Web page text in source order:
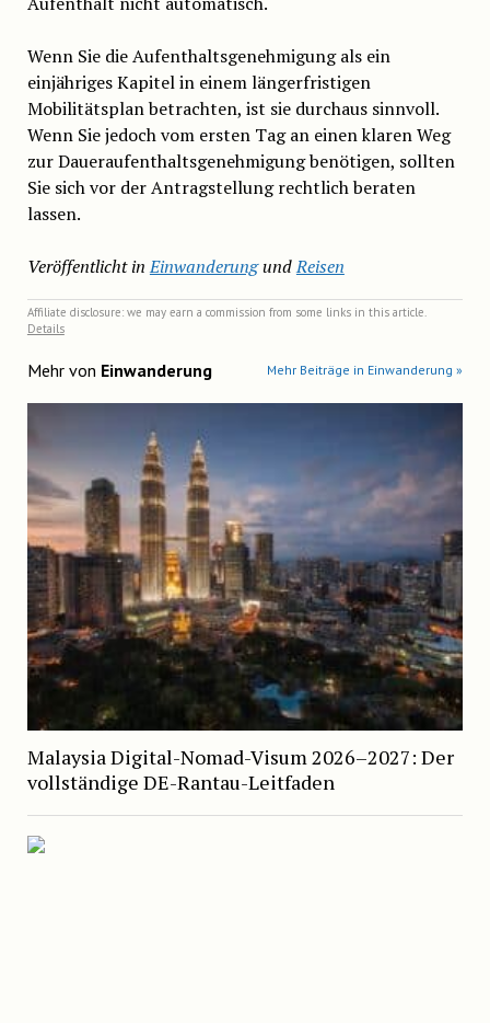
Wenn Sie die Aufenthaltsgenehmigung als ein
einjähriges Kapitel in einem längerfristigen
Mobilitätsplan betrachten, ist sie durchaus sinnvoll.
Wenn Sie jedoch vom ersten Tag an einen klaren Weg
zur Daueraufenthaltsgenehmigung benötigen, sollten
Sie sich vor der Antragstellung rechtlich beraten
lassen.
Veröffentlicht in EinwanderungundReisen
Affiliate disclosure: we may earn a commission from some links in this article.
Details
Mehr von Einwanderung Mehr Beiträge in Einwanderung »
Malaysia Digital-Nomad-Visum 2026–2027: Der
vollständige DE-Rantau-Leitfaden